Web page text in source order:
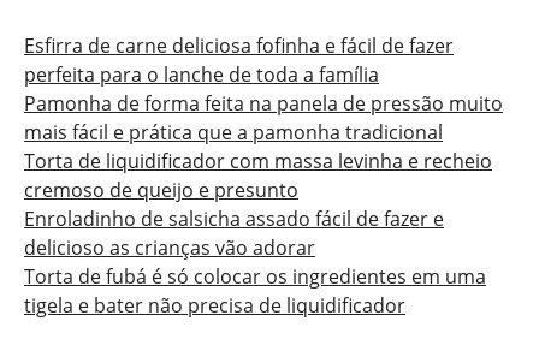
Esfirra de carne deliciosa fofinha e fácil de fazer
perfeita para o lanche de toda a família
Pamonha de forma feita na panela de pressão muito
mais fácil e prática que a pamonha tradicional
Torta de liquidificador com massa levinha e recheio
cremoso de queijo e presunto
Enroladinho de salsicha assado fácil de fazer e
delicioso as crianças vão adorar
Torta de fubá é só colocar os ingredientes em uma
tigela e bater não precisa de liquidificador